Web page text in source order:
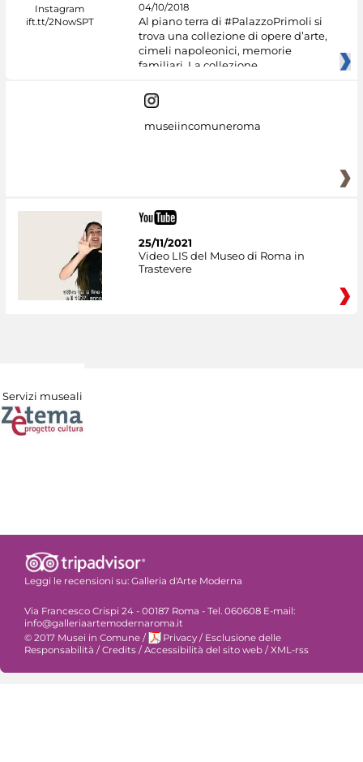
04/10/2018
Al piano terra di #PalazzoPrimoli si
trova una collezione di opere d’arte,
cimeli napoleonici, memorie
familiari. La collezione
museiincomuneroma
25/11/2021
Video LIS del Museo di Roma in
Trastevere
Servizi museali
Leggi le recensioni su: Galleria d'Arte Moderna
Via Francesco Crispi 24 - 00187 Roma - Tel. 060608 E-mail:
info@galleriaartemodernaroma.it
© 2017 Musei in Comune / Privacy / Esclusione delle
Responsabilità / Credits / Accessibilità del sito web / XML-rss